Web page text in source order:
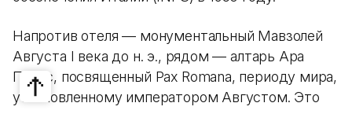
Напротив отеля — монументальный Мавзолей
Августа I века до н. э., рядом — алтарь Ара
Пачис, посвященный Pax Romana, периоду мира,
установленному императором Августом. Это